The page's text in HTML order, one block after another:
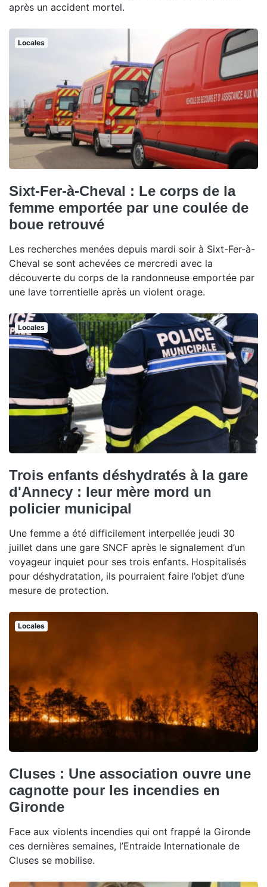
après un accident mortel.
Locales
Sixt-Fer-à-Cheval : Le corps de la
femme emportée par une coulée de
boue retrouvé
Les recherches menées depuis mardi soir à Sixt-Fer-à-
Cheval se sont achevées ce mercredi avec la
découverte du corps de la randonneuse emportée par
une lave torrentielle après un violent orage.
Locales
Trois enfants déshydratés à la gare
d'Annecy : leur mère mord un
policier municipal
Une femme a été difficilement interpellée jeudi 30
juillet dans une gare SNCF après le signalement d’un
voyageur inquiet pour ses trois enfants. Hospitalisés
pour déshydratation, ils pourraient faire l’objet d’une
mesure de protection.
Locales
Cluses : Une association ouvre une
cagnotte pour les incendies en
Gironde
Face aux violents incendies qui ont frappé la Gironde
ces dernières semaines, l’Entraide Internationale de
Cluses se mobilise.